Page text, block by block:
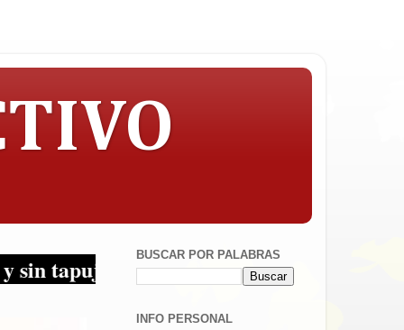
¡Periodismo en sus multiplataformas!
BUSCAR POR PALABRAS
INFO PERSONAL